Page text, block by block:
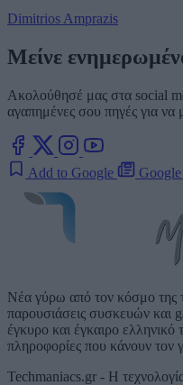
Dimitrios Amprazis
Μείνε
Ακολούθησέ μας στα social
αγαπημένες σου πηγές για να
Add to Google
Νέα γύρω από τον κόσμο της
παρουσιάσεις συσκευών και
έγκυρο και έγκαιρο ελληνικό
πληροφορίες που κάνουν τον
Techmaniacs.gr - Η